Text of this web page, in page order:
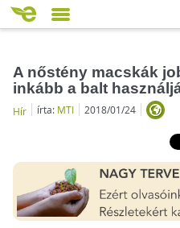
A nőstény macskák
inkább a balt
Hír írta: MTI 2018/01/24